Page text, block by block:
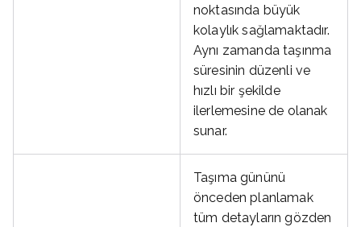
noktasında büyük
kolaylık sağlamaktadır.
Aynı zamanda taşınma
süresinin düzenli ve
hızlı bir şekilde
ilerlemesine de olanak
sunar.
Taşıma gününü
önceden planlamak
tüm detayların gözden